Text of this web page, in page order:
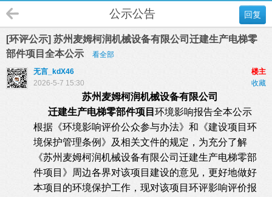
回复
公示公告
[环评公示] 苏州麦姆柯润机械设备有限公司迁建生产电梯零
部件项目全本公示
看全部
楼主
无言_kdX46
收藏
2026-5-7 15:30
苏州麦姆柯润机械设备有限公司
迁建生产电梯零部件项目 环境影响报告全本公示
根据《环境影响评价公众参与办法》和《建设项目环
境保护管理条例》及相关文件的规定，为充分了解
《苏州麦姆柯润机械设备有限公司迁建生产电梯零部
件项目》周边各界对该项目建设的意见，更好地做好
本项目的环境保护工作，现对该项目环评影响评价报